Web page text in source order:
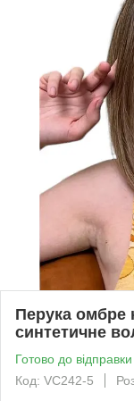
Перука омбре
синтетичне
Готово до відправки
Код: VC242-5